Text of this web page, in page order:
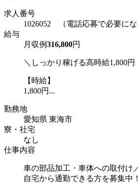
求人番号
1026052 （電話応募で必要にな
給与
月収例316,800円
＼しっかり稼げる高時給1,800
【時給】
1,800円...
勤務地
愛知県 東海市
寮・社宅
なし
仕事内容
車の部品加工・車体への取付け
自宅から通勤できる方を募集中